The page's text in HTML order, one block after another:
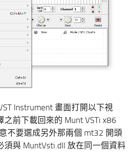
Instrument 畫面打開以下視
之前下載回來的 Munt VSTi x86
不要選成另外那兩個 mt32 開頭
須與 MuntVsti.dll 放在同一個資料